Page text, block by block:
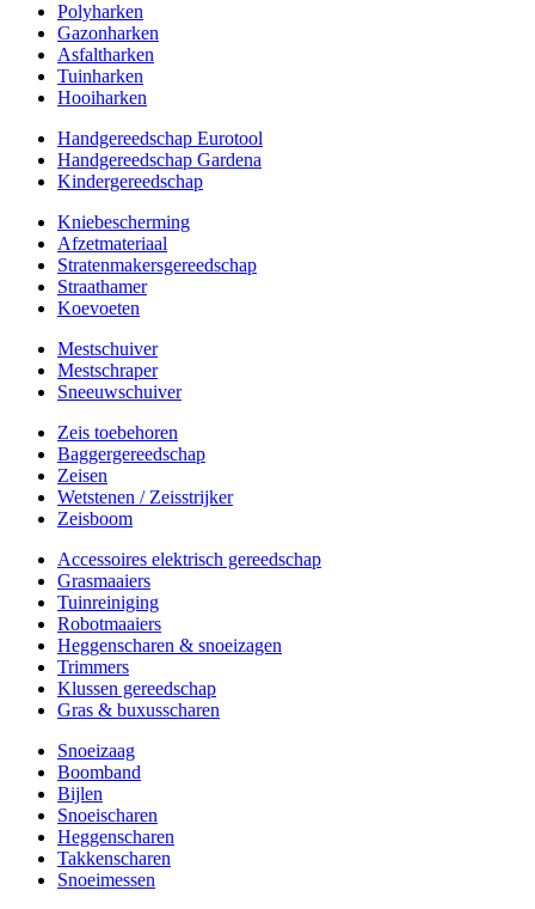
Polyharken
Gazonharken
Asfaltharken
Tuinharken
Hooiharken
Handgereedschap Eurotool
Handgereedschap Gardena
Kindergereedschap
Kniebescherming
Afzetmateriaal
Stratenmakersgereedschap
Straathamer
Koevoeten
Mestschuiver
Mestschraper
Sneeuwschuiver
Zeis toebehoren
Baggergereedschap
Zeisen
Wetstenen / Zeisstrijker
Zeisboom
Accessoires elektrisch gereedschap
Grasmaaiers
Tuinreiniging
Robotmaaiers
Heggenscharen & snoeizagen
Trimmers
Klussen gereedschap
Gras & buxusscharen
Snoeizaag
Boomband
Bijlen
Snoeischaren
Heggenscharen
Takkenscharen
Snoeimessen